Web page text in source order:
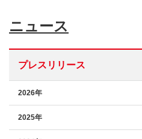
ニュース
プレスリリース
2026年
2025年